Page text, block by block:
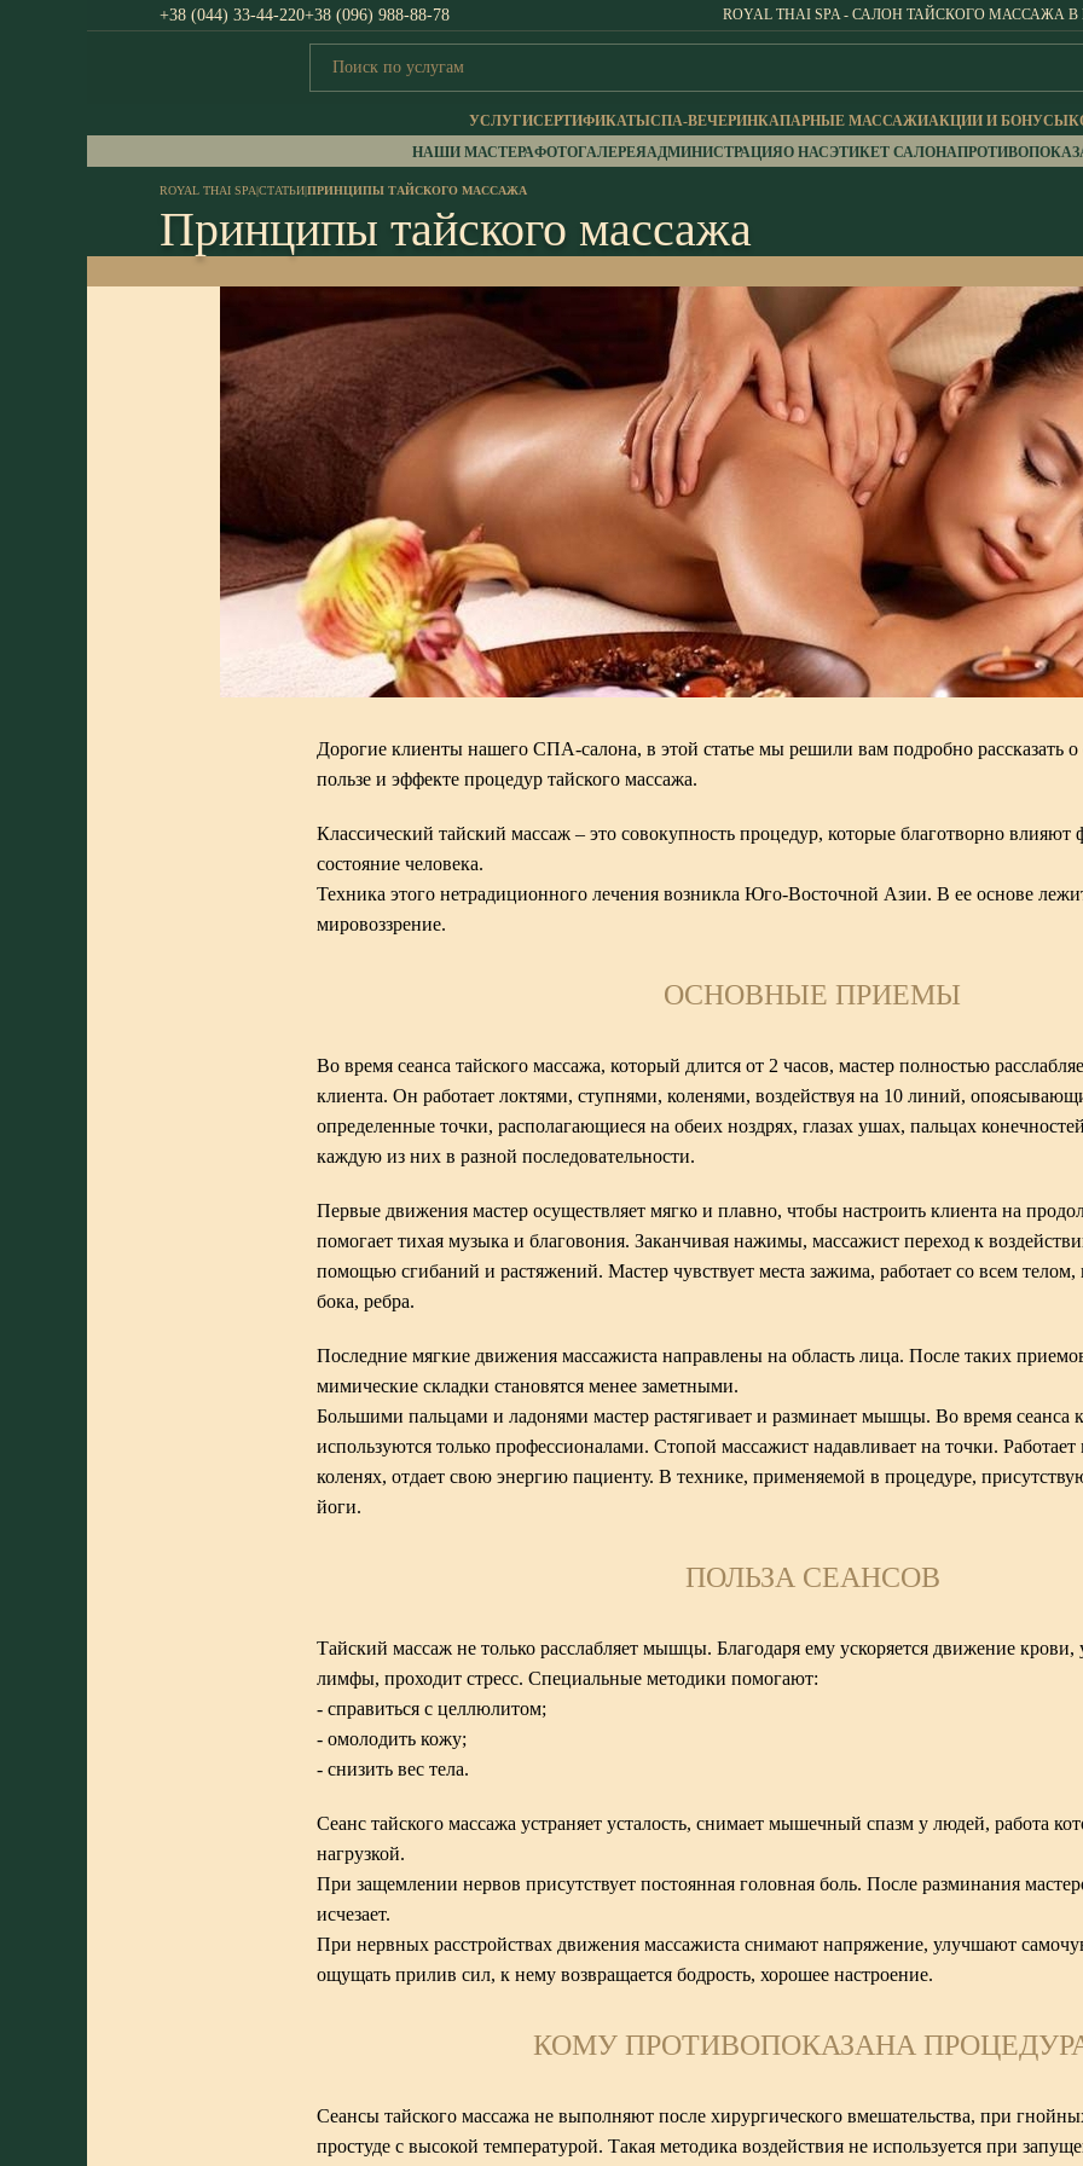
+38 (044) 33-44-220+38 (096) 988-88-78 ROYAL THAI SPA - САЛОН ТАЙСКОГО МАССАЖА В
УСЛУГИСЕРТИФИКАТЫСПА-ВЕЧЕРИНКАПАРНЫЕ МАССАЖИАКЦИИ И БОНУСЫ
НАШИ МАСТЕРАФОТОГАЛЕРЕЯАДМИНИСТРАЦИЯО НАСЭТИКЕТ САЛОНА
ROYAL THAI SPA|СТАТЬИ|ПРИНЦИПЫ ТАЙСКОГО МАССАЖА
Принципы тайского массажа
Дорогие клиенты нашего СПА-салона, в этой статье мы решили вам подробно рассказать
пользе и эффекте процедур тайского массажа.
Классический тайский массаж – это совокупность процедур, которые благотворно влияют
состояние человека.
Техника этого нетрадиционного лечения возникла Юго-Восточной Азии. В ее основе
мировоззрение.
ОСНОВНЫЕ ПРИЕМЫ
Во время сеанса тайского массажа, который длится от 2 часов, мастер полностью
клиента. Он работает локтями, ступнями, коленями, воздействуя на 10 линий,
определенные точки, располагающиеся на обеих ноздрях, глазах ушах, пальцах
каждую из них в разной последовательности.
Первые движения мастер осуществляет мягко и плавно, чтобы настроить клиента на
помогает тихая музыка и благовония. Заканчивая нажимы, массажист переход к
помощью сгибаний и растяжений. Мастер чувствует места зажима, работает со всем
бока, ребра.
Последние мягкие движения массажиста направлены на область лица. После таких
мимические складки становятся менее заметными.
Большими пальцами и ладонями мастер растягивает и разминает мышцы. Во время сеанса
используются только профессионалами. Стопой массажист надавливает на точки. Работает
коленях, отдает свою энергию пациенту. В технике, применяемой в процедуре,
йоги.
ПОЛЬЗА СЕАНСОВ
Тайский массаж не только расслабляет мышцы. Благодаря ему ускоряется движение крови,
лимфы, проходит стресс. Специальные методики помогают:
- справиться с целлюлитом;
- омолодить кожу;
- снизить вес тела.
Сеанс тайского массажа устраняет усталость, снимает мышечный спазм у людей, работа
нагрузкой.
При защемлении нервов присутствует постоянная головная боль. После разминания
исчезает.
При нервных расстройствах движения массажиста снимают напряжение, улучшают
ощущать прилив сил, к нему возвращается бодрость, хорошее настроение.
КОМУ ПРОТИВОПОКАЗАНА
Сеансы тайского массажа не выполняют после хирургического вмешательства, при
простуде с высокой температурой. Такая методика воздействия не используется при